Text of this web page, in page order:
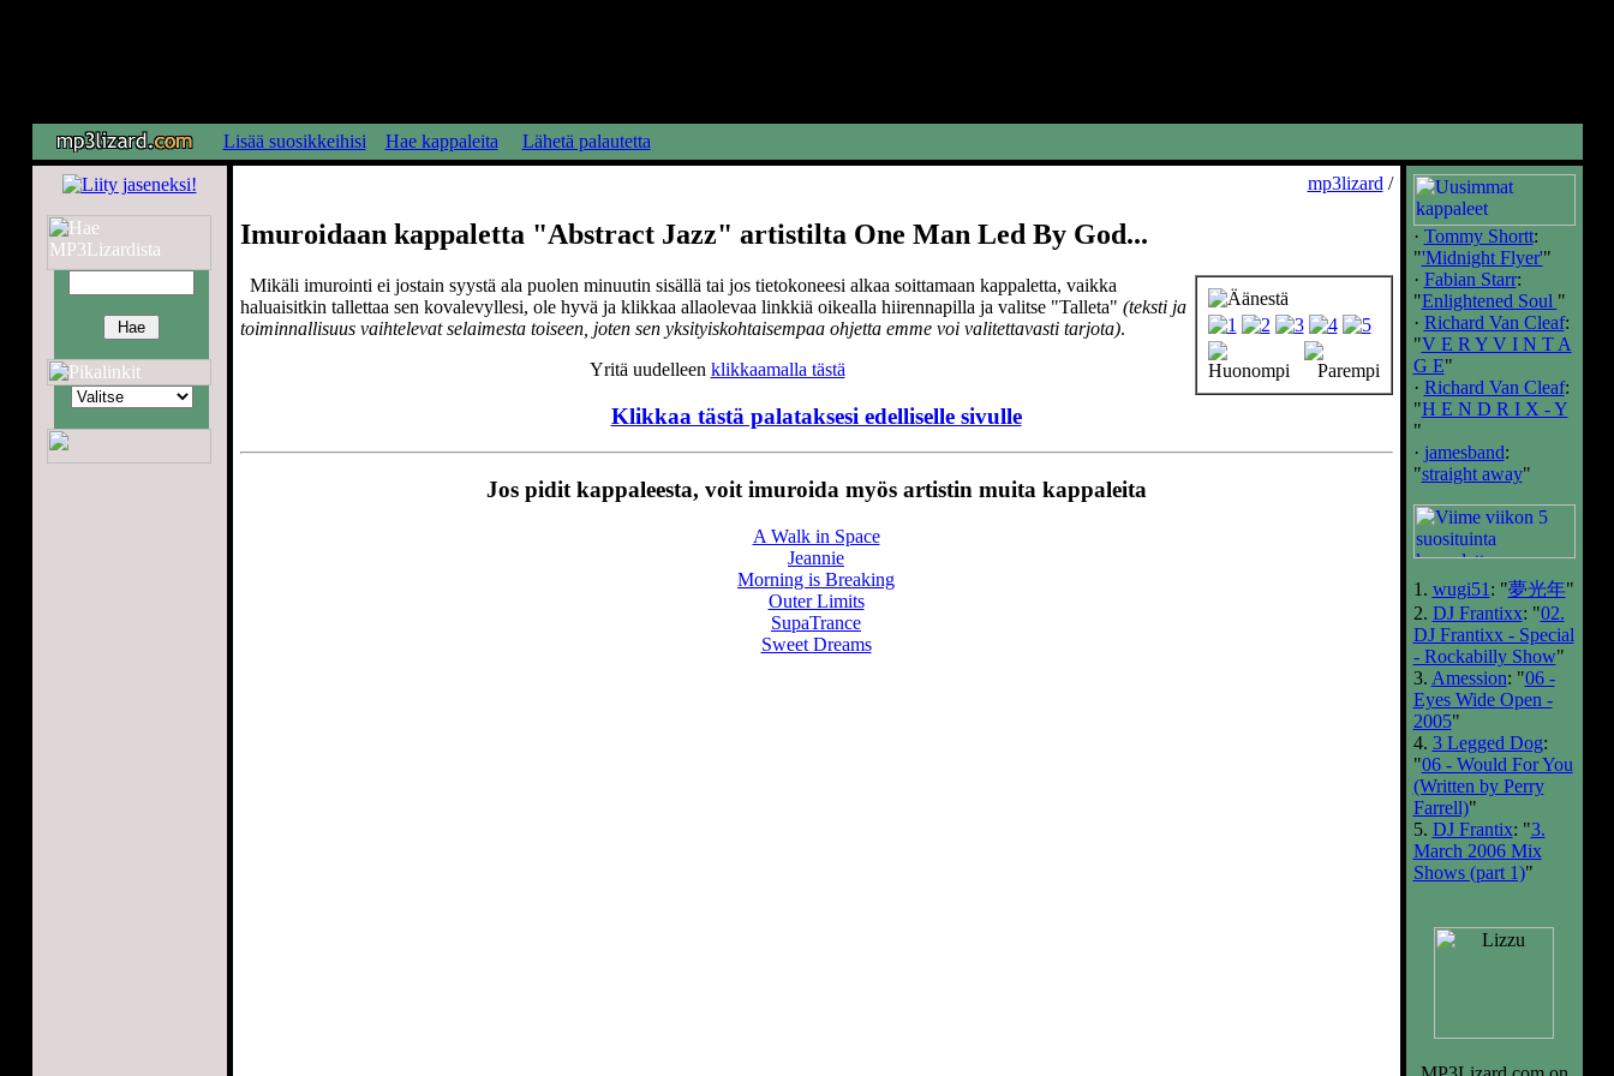
Lisää suosikkeihisi Hae kappaleita Lähetä palautetta
mp3lizard /
Imuroidaan kappaletta "Abstract Jazz" artistilta One Man Led By God...
Mikäli imurointi ei jostain syystä ala puolen minuutin sisällä tai jos tietokoneesi alkaa soittamaan kappaletta, vaikka
haluaisitkin tallettaa sen kovalevyllesi, ole hyvä ja klikkaa allaolevaa linkkiä oikealla hiirennapilla ja valitse "Talleta" (teksti ja
toiminnallisuus vaihtelevat selaimesta toiseen, joten sen yksityiskohtaisempaa ohjetta emme voi valitettavasti tarjota).
Yritä uudelleen klikkaamalla tästä
Klikkaa tästä palataksesi edelliselle sivulle
Jos pidit kappaleesta, voit imuroida myös artistin muita kappaleita
A Walk in Space
Jeannie
Morning is Breaking
Outer Limits
SupaTrance
Sweet Dreams
· Tommy Shortt:
"'Midnight Flyer'"
· Fabian Starr:
"Enlightened Soul "
· Richard Van Cleaf:
"V E R Y V I N T A
G E"
· Richard Van Cleaf:
"H E N D R I X - Y
"
· jamesband:
"straight away"
1. wugi51 : "夢光年"
2. DJ Frantixx: "02.
DJ Frantixx - Special
- Rockabilly Show"
3. Amession: "06 -
Eyes Wide Open -
2005"
4. 3 Legged Dog:
"06 - Would For You
(Written by Perry
Farrell)"
5. DJ Frantix: "3.
March 2006 Mix
Shows (part 1)"